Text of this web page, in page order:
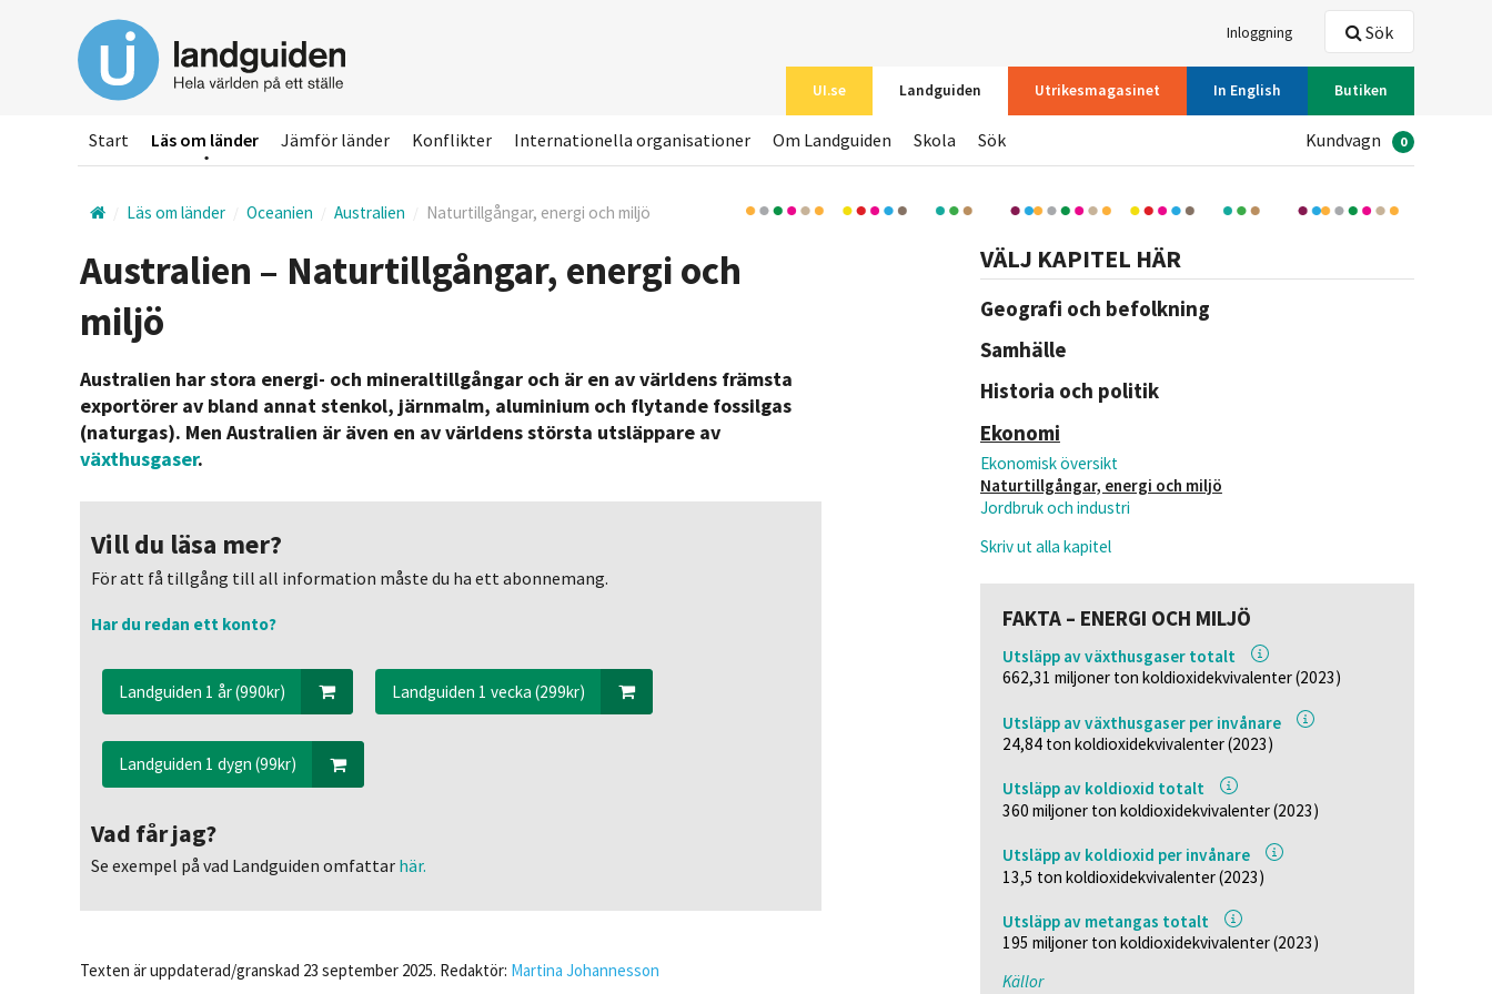
huvudinnehållet
Inloggning
UI.se Landguiden Utrikesmagasinet In English Butiken
Sök
Start Läs om länder Jämför länder Konflikter Internationella organisationer Om Landguiden Skola Sök Kundvagn 0
Läs om länder Oceanien Australien Naturtillgångar, energi och miljö
VÄLJ KAPITEL HÄR
Geografi och befolkning
Samhälle
Historia och politik
Ekonomi
Ekonomisk översikt
Naturtillgångar, energi och miljö
Jordbruk och industri
Skriv ut alla kapitel
FAKTA – ENERGI OCH MILJÖ
Utsläpp av växthusgaser totalt
662,31 miljoner ton koldioxidekvivalenter (2023)
Utsläpp av växthusgaser per invånare
24,84 ton koldioxidekvivalenter (2023)
Utsläpp av koldioxid totalt
360 miljoner ton koldioxidekvivalenter (2023)
Utsläpp av koldioxid per invånare
13,5 ton koldioxidekvivalenter (2023)
Utsläpp av metangas totalt
195 miljoner ton koldioxidekvivalenter (2023)
Källor
Australien – Naturtillgångar, energi och
miljö
Australien har stora energi- och mineraltillgångar och är en av världens främsta
exportörer av bland annat stenkol, järnmalm, aluminium och flytande fossilgas
(naturgas). Men Australien är även en av världens största utsläppare av
växthusgaser.
Vill du läsa mer?
För att få tillgång till all information måste du ha ett abonnemang.
Har du redan ett konto?
Landguiden 1 år (990kr) Landguiden 1 vecka (299kr)
Landguiden 1 dygn (99kr)
Vad får jag?
Se exempel på vad Landguiden omfattar här.
Texten är uppdaterad/granskad 23 september 2025. Redaktör: Martina Johannesson